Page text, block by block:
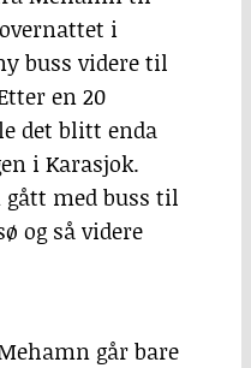
i
buss videre til
en 20
det blitt enda
i Karasjok.
gått med buss til
og så videre
går bare